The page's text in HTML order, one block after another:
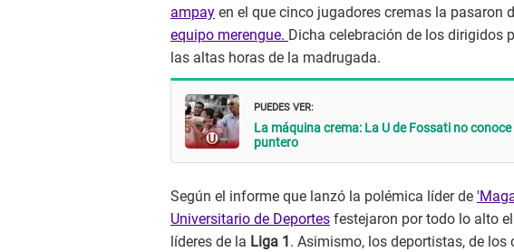
ampay en el que cinco jugadores cremas la pasaron
equipo merengue. Dicha celebración de los dirigidos
las altas horas de la madrugada.
PUEDES VER:
La máquina crema: La U de Fossati no
puntero
Según el informe que lanzó la polémica líder de
Universitario de Deportes festejaron por todo lo alto
líderes de la Liga 1 . Asimismo, los deportistas, de